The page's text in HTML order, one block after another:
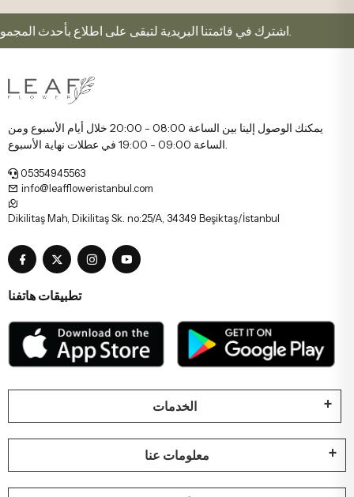
اشترك في قائمتنا البريدية لتبقى على اطلاع بأحدث المجموعات والعروض.
يمكنك الوصول إلينا بين الساعة 08:00 - 20:00 خلال أيام الأسبوع ومن
الساعة 09:00 - 19:00 في عطلات نهاية الأسبوع.
05354945563
info@leaffloweristanbul.com
Dikilitaş Mah, Dikilitaş Sk. no:25/A, 34349 Beşiktaş/İstanbul
تطبيقات هاتفنا
الخدمات
معلومات عنا